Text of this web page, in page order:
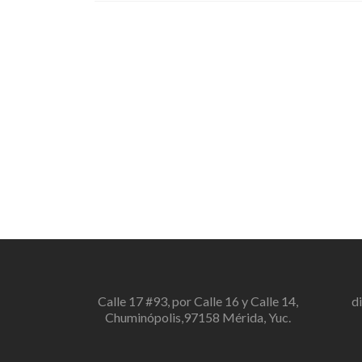
Calle 17 #93, por Calle 16 y Calle 14,
Chuminópolis,97158 Mérida, Yuc.